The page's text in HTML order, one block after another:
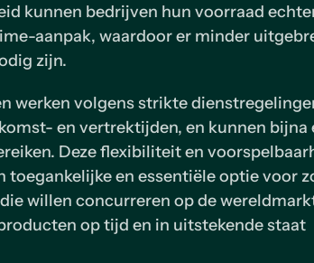
kunnen bedrijven hun voorraad
aanpak, waardoor er minder
zijn.
werken volgens strikte
en vertrektijden, en kunnen bijna
Deze flexibiliteit en
en essentiële optie voor
willen concurreren op de
op tijd en in uitstekende staat